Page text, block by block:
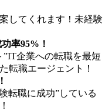
してくれます！未経験
功率95%！
企業への転職を最短
転職エージェント！
転職に成功”している